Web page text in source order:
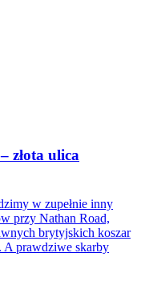
złota ulica
w zupełnie inny
przy Nathan Road,
brytyjskich koszar
A prawdziwe skarby